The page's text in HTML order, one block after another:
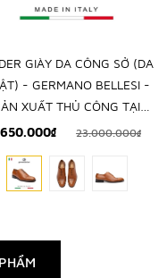
GIÀY DA CÔNG SỞ (DA
- GERMANO BELLESI -
XUẤT THỦ CÔNG TẠI
ITALY23.000.000₫